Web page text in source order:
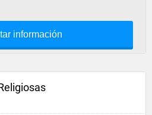
información